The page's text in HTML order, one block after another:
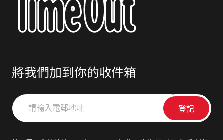
將我們加到你的收件箱
請
輸